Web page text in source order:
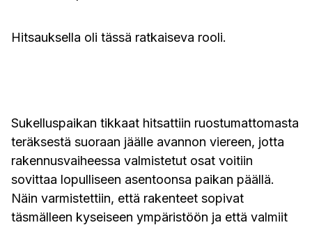
Hitsauksella oli tässä ratkaiseva rooli.
Sukelluspaikan tikkaat hitsattiin ruostumattomasta
teräksestä suoraan jäälle avannon viereen, jotta
rakennusvaiheessa valmistetut osat voitiin
sovittaa lopulliseen asentoonsa paikan päällä.
Näin varmistettiin, että rakenteet sopivat
täsmälleen kyseiseen ympäristöön ja että valmiit